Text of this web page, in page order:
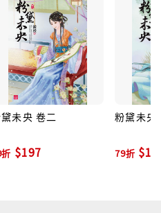
天，她已經哭了不止一次
題？可是為什麼就一定要
手無策，眼睜睜看他踏進鬼
，這個她已經喜歡上了的
裹緊，不留一絲空隙，
未央 卷二
$197
粉黛未央
79折